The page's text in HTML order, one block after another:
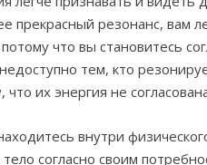
прекрасный резонанс, вам
что вы становитесь
тем, кто
их энергия не
внутри
согласно своим